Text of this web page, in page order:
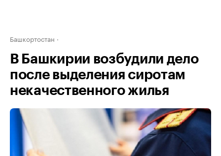
Башкортостан
В Башкирии возбудили дело
после выделения сиротам
некачественного жилья